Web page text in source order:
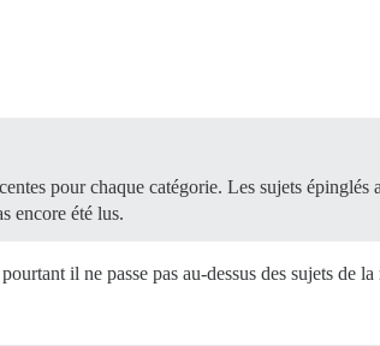
pour chaque catégorie. Les sujets
encore été lus.
il ne passe pas au-dessus des sujets de